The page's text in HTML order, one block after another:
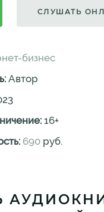
СЛУШАТЬ
бизнес
Автор
16+
690 руб.